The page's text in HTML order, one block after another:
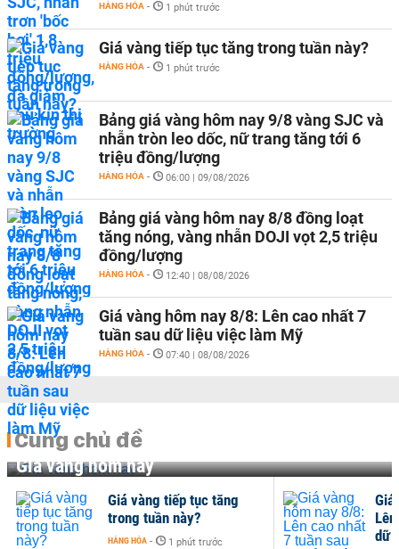
HÀNG HÓA - 1 phút trước
Giá vàng tiếp tục tăng trong tuần này?
HÀNG HÓA - 1 phút trước
Bảng giá vàng hôm nay 9/8 vàng SJC và
nhẫn tròn leo dốc, nữ trang tăng tới 6
triệu đồng/lượng
HÀNG HÓA - 06:00 | 09/08/2026
Bảng giá vàng hôm nay 8/8 đồng loạt
tăng nóng, vàng nhẫn DOJI vọt 2,5 triệu
đồng/lượng
HÀNG HÓA - 12:40 | 08/08/2026
Giá vàng hôm nay 8/8: Lên cao nhất 7
tuần sau dữ liệu việc làm Mỹ
HÀNG HÓA - 07:40 | 08/08/2026
Cùng chủ đề
Giá vàng hôm nay
Giá vàng tiếp tục tăng
trong tuần này?
HÀNG HÓA - 1 phút trước
dữ